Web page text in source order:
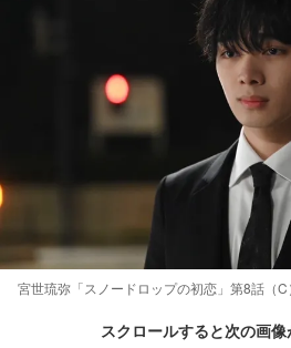
宮世琉弥「スノードロップの初恋」第8話（C
スクロールすると次の画